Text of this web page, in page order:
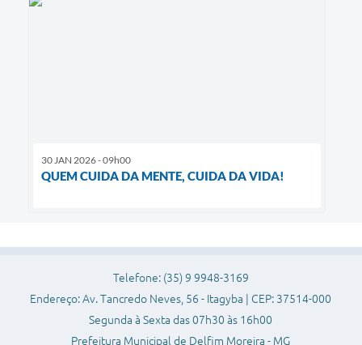
30 JAN 2026 - 09h00
QUEM CUIDA DA MENTE, CUIDA DA VIDA!
Telefone: (35) 9 9948-3169
Endereço: Av. Tancredo Neves, 56 - Itagyba | CEP: 37514-000
Segunda à Sexta das 07h30 às 16h00
Prefeitura Municipal de Delfim Moreira - MG